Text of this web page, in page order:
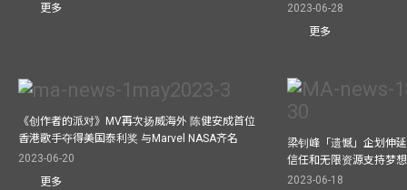
更多
2023-06-28
更多
《创作者的派对》MV再次扬威海外 陈健安成首位
香港歌手夺得美国泰利奖 与Marvel NASA齐名
2023-06-20
更多
梁钊峰「遗憾」企划伸
信任和无限资源支持梦
2023-06-18